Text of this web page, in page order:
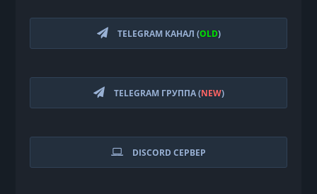
TELEGRAM КАНАЛ (OLD)
TELEGRAM ГРУППА (NEW)
DISCORD СЕРВЕР